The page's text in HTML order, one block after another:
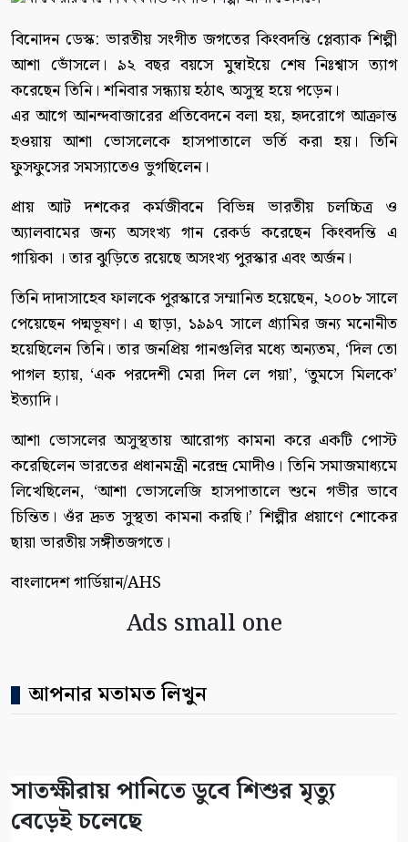
বিনোদন ডেস্ক: ভারতীয় সংগীত জগতের কিংবদন্তি প্লেব্যাক শিল্পী
আশা ভোঁসলে। ৯২ বছর বয়সে মুম্বাইয়ে শেষ নিঃশ্বাস ত্যাগ
করেছেন তিনি। শনিবার সন্ধ্যায় হঠাৎ অসুস্থ হয়ে পড়েন।
এর আগে আনন্দবাজারের প্রতিবেদনে বলা হয়, হৃদরোগে আক্রান্ত
হওয়ায় আশা ভোসলেকে হাসপাতালে ভর্তি করা হয়। তিনি
ফুসফুসের সমস্যাতেও ভুগছিলেন।
প্রায় আট দশকের কর্মজীবনে বিভিন্ন ভারতীয় চলচ্চিত্র ও
অ্যালবামের জন্য অসংখ্য গান রেকর্ড করেছেন কিংবদন্তি এ
গায়িকা । তার ঝুড়িতে রয়েছে অসংখ্য পুরস্কার এবং অর্জন।
তিনি দাদাসাহেব ফালকে পুরস্কারে সম্মানিত হয়েছেন, ২০০৮ সালে
পেয়েছেন পদ্মভূষণ। এ ছাড়া, ১৯৯৭ সালে গ্র্যামির জন্য মনোনীত
হয়েছিলেন তিনি। তার জনপ্রিয় গানগুলির মধ্যে অন্যতম, ‘দিল তো
পাগল হ্যায়, ‘এক পরদেশী মেরা দিল লে গয়া’, ‘তুমসে মিলকে’
ইত্যাদি।
আশা ভোসলের অসুস্থতায় আরোগ্য কামনা করে একটি পোস্ট
করেছিলেন ভারতের প্রধানমন্ত্রী নরেন্দ্র মোদীও। তিনি সমাজমাধ্যমে
লিখেছিলেন, ‘আশা ভোসলেজি হাসপাতালে শুনে গভীর ভাবে
চিন্তিত। ওঁর দ্রুত সুস্থতা কামনা করছি।’ শিল্পীর প্রয়াণে শোকের
ছায়া ভারতীয় সঙ্গীতজগতে।
বাংলাদেশ গার্ডিয়ান/AHS
Ads small one
আপনার মতামত লিখুন
সাতক্ষীরায় পানিতে ডুবে শিশুর মৃত্যু
বেড়েই চলেছে